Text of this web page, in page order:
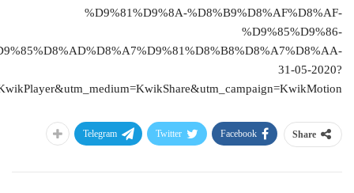
%D9%81%D9%8A-%D8%B9%D8%AF%D8%AF-
%D9%85%D9%86-
31-05-2020?
Share
Facebook
Twitter
Telegram